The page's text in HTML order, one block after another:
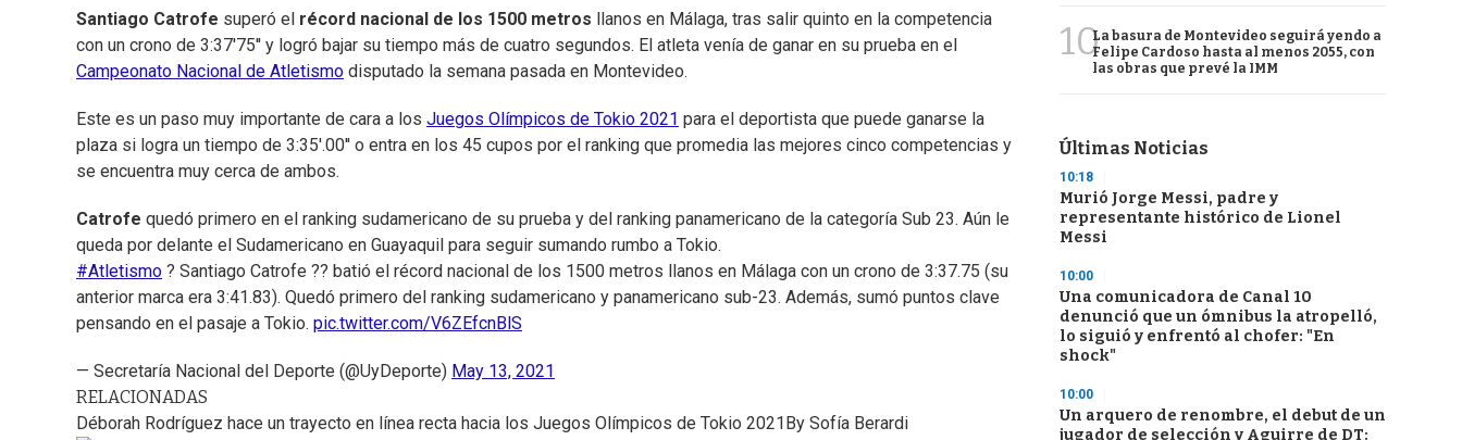
Santiago Catrofe superó el récord nacional de los 1500 metros llanos en Málaga, tras salir quinto en la competencia
con un crono de 3:37'75'' y logró bajar su tiempo más de cuatro segundos. El atleta venía de ganar en su prueba en el
Campeonato Nacional de Atletismo disputado la semana pasada en Montevideo.
Este es un paso muy importante de cara a los Juegos Olímpicos de Tokio 2021 para el deportista que puede ganarse la
plaza si logra un tiempo de 3:35'.00'' o entra en los 45 cupos por el ranking que promedia las mejores cinco competencias y
se encuentra muy cerca de ambos.
Catrofe quedó primero en el ranking sudamericano de su prueba y del ranking panamericano de la categoría Sub 23. Aún le
queda por delante el Sudamericano en Guayaquil para seguir sumando rumbo a Tokio.
#Atletismo ? Santiago Catrofe ?? batió el récord nacional de los 1500 metros llanos en Málaga con un crono de 3:37.75 (su
anterior marca era 3:41.83). Quedó primero del ranking sudamericano y panamericano sub-23. Además, sumó puntos clave
pensando en el pasaje a Tokio. pic.twitter.com/V6ZEfcnBlS
— Secretaría Nacional del Deporte (@UyDeporte) May 13, 2021
RELACIONADAS
Déborah Rodríguez hace un trayecto en línea recta hacia los Juegos Olímpicos de Tokio 2021 By Sofía Berardi
10La basura de Montevideo seguirá yendo a
Felipe Cardoso hasta al menos 2055, con
las obras que prevé la IMM
Últimas Noticias
10:18
Murió Jorge Messi, padre y
representante histórico de Lionel
Messi
10:00
Una comunicadora de Canal 10
denunció que un ómnibus la atropelló,
lo siguió y enfrentó al chofer: "En
shock"
10:00
Un arquero de renombre, el debut de un
jugador de selección y Aguirre de DT: